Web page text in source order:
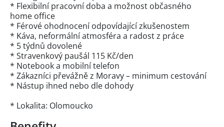
* Flexibilní pracovní doba a možnost občasného
home office
* Férové ohodnocení odpovídající zkušenostem
* Káva, neformální atmosféra a radost z práce
* 5 týdnů dovolené
* Stravenkový paušál 115 Kč/den
* Notebook a mobilní telefon
* Zákazníci převážně z Moravy – minimum cestování
* Nástup ihned nebo dle dohody
* Lokalita: Olomoucko